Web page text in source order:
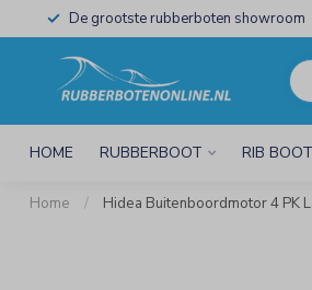
De grootste rubberboten showroom
HOME RUBBERBOOT RIB BOOT
Home / Hidea Buitenboordmotor 4 PK